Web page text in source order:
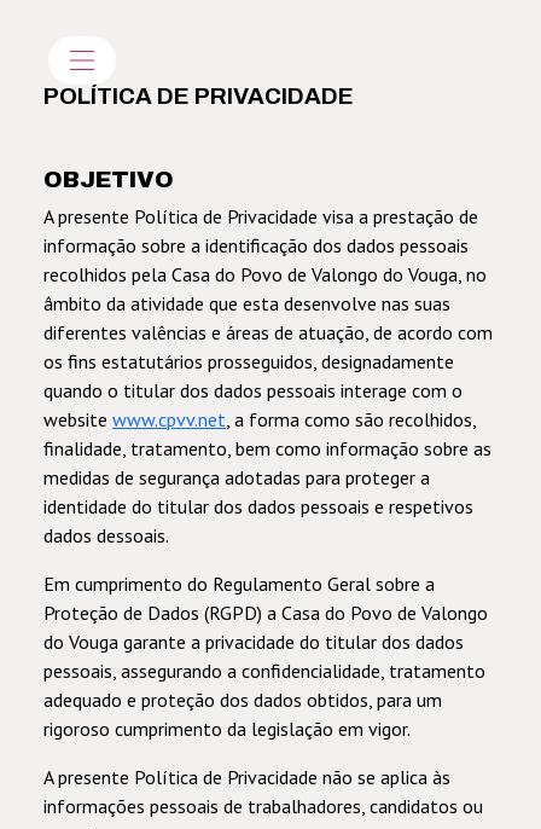
POLÍTICA DE PRIVACIDADE
OBJETIVO
A presente Política de Privacidade visa a prestação de
informação sobre a identificação dos dados pessoais
recolhidos pela Casa do Povo de Valongo do Vouga, no
âmbito da atividade que esta desenvolve nas suas
diferentes valências e áreas de atuação, de acordo com
os fins estatutários prosseguidos, designadamente
quando o titular dos dados pessoais interage com o
website www.cpvv.net, a forma como são recolhidos,
finalidade, tratamento, bem como informação sobre as
medidas de segurança adotadas para proteger a
identidade do titular dos dados pessoais e respetivos
dados dessoais.
Em cumprimento do Regulamento Geral sobre a
Proteção de Dados (RGPD) a Casa do Povo de Valongo
do Vouga garante a privacidade do titular dos dados
pessoais, assegurando a confidencialidade, tratamento
adequado e proteção dos dados obtidos, para um
rigoroso cumprimento da legislação em vigor.
Apresente Política de Privacidade não se aplica às
informações pessoais de trabalhadores, candidatos ou